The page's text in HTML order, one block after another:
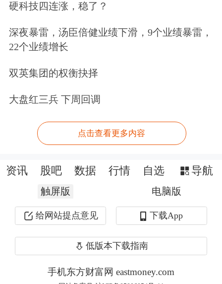
业绩有所下滑。但自今年二季度以来，
陶瓷机械业务接单呈现较明显复苏，截
至前三季度的接单已超过去年同期，为
后续的经营好转奠定了基础。具体来
看，今年前三季度，公司配件耗材营收
已超25%，其中墨水业务维持较好的增
定成效。
锂电材料板块，受益于下游储能行业的
快速发展，公司负极材料出货量增长显
著，人造石墨产品前三季度销量近7万
吨，储能领域负极材料出货量位居国内
硬科技四连涨，稳了？
深夜暴雷，汤臣倍健业绩下滑，9个业绩暴雷，
22个业绩增长
双英集团的权衡抉择
大盘红三兵 下周回调
点击查看更多内容
资讯 股吧 数据 行情 自选 导航
触屏版 电脑版
给网站提点意见 下载App
低版本下载指南
手机东方财富网 eastmoney.com